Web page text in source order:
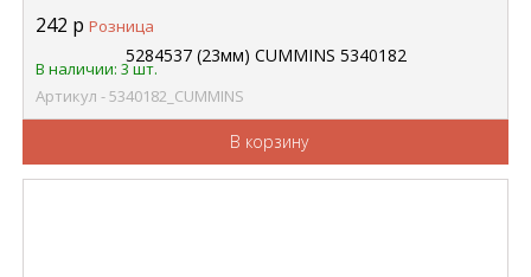
242 р Розница
В наличии: 3 шт.
Артикул - 5340182_CUMMINS
В корзину